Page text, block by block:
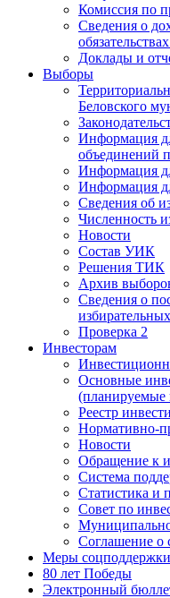
Комиссия по
Сведения о
Доклады и
Выборы
Беловского
Информация
объединений
Информация
Информация
Сведения об
Численность
Новости
Состав УИК
Решения ТИК
Архив
Сведения о
Проверка 2
Инвесторам
Основные
(планируемые
Реестр
Нормативно-
Новости
Обращение к
Система
Статистика и
Совет по
Соглашение о
Меры
80 лет Победы
Электронный